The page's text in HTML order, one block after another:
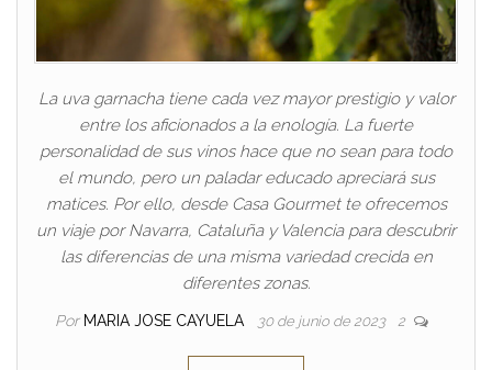
La uva garnacha tiene cada vez mayor prestigio y valor
entre los aficionados a la enología. La fuerte
personalidad de sus vinos hace que no sean para todo
el mundo, pero un paladar educado apreciará sus
matices. Por ello, desde Casa Gourmet te ofrecemos
un viaje por Navarra, Cataluña y Valencia para descubrir
las diferencias de una misma variedad crecida en
diferentes zonas.
Por MARIA JOSE CAYUELA 30 de junio de 2023 2